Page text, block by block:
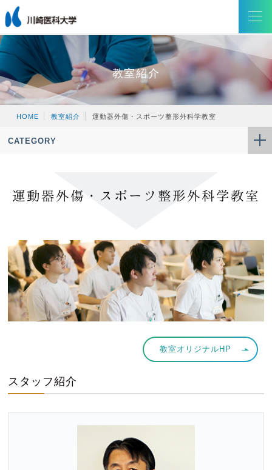
教室紹介
HOME 教室紹介 運動器外傷・スポーツ整形外科学教室
CATEGORY
運動器外傷・スポーツ整形外科学教室
教室オリジナルHP
スタッフ紹介